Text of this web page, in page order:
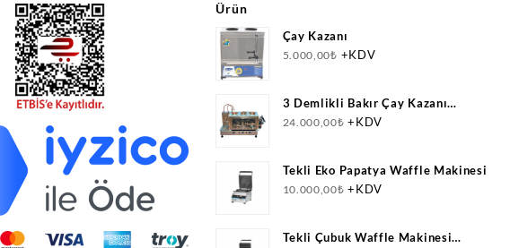
Ürün
Çay Kazanı
5.000,00₺ +KDV
3 Demlikli Bakır Çay Kazanı
Doğalgazlı(CNG)+Elektrikli Ce
24.000,00₺ +KDV
Tekli Eko Papatya Waffle Makinesi
10.000,00₺ +KDV
Tekli Çubuk Waffle Makinesi